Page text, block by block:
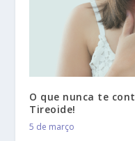
O que nunca te
Tireoide!
5 de março